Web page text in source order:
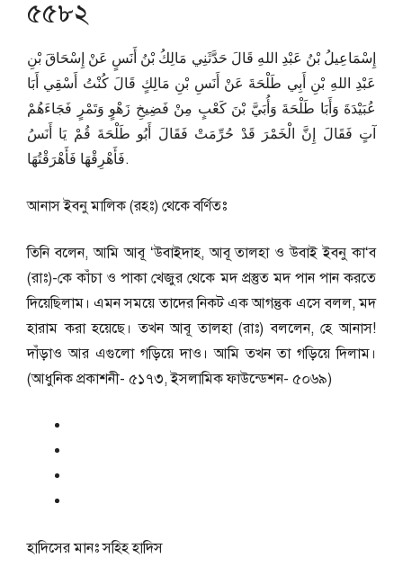
৫৫৮২
إِسْمَاعِيلُ بْنُ عَبْدِ اللهِ قَالَ حَدَّثَنِي مَالِكُ بْنُ أَنَسٍ عَنْ إِسْحَاقَ بْنِ
عَبْدِ اللهِ بْنِ أَبِي طَلْحَةَ عَنْ أَنَسِ بْنِ مَالِكٍ قَالَ كُنْتُ أَسْقِي أَبَا
عُبَيْدَةَ وَأَبَا طَلْحَةَ وَأُبَيَّ بْنَ كَعْبٍ مِنْ فَضِيخِ زَهْوٍ وَتَمْرٍ فَجَاءَهُمْ
آتٍ فَقَالَ إِنَّ الْخَمْرَ قَدْ حُرِّمَتْ فَقَالَ أَبُو طَلْحَةَ قُمْ يَا أَنَسُ
فَأَهْرِقْهَا فَأَهْرَقْتُهَا.
আনাস ইবনু মালিক (রহঃ) থেকে বর্ণিতঃ
তিনি বলেন, আমি আবূ ‘উবাইদাহ, আবূ তালহা ও উবাই ইবনু কা‘ব
(রাঃ)-কে কাঁচা ও পাকা খেজুর থেকে মদ প্রস্তুত মদ পান পান করতে
দিয়েছিলাম। এমন সময়ে তাদের নিকট এক আগন্তুক এসে বলল, মদ
হারাম করা হয়েছে। তখন আবূ তালহা (রাঃ) বললেন, হে আনাস!
দাঁড়াও আর এগুলো গড়িয়ে দাও। আমি তখন তা গড়িয়ে দিলাম।
(আধুনিক প্রকাশনী- ৫১৭৩, ইসলামিক ফাউন্ডেশন- ৫০৬৯)
হাদিসের মানঃসহিহ হাদিস